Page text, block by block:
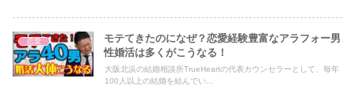
恋愛
モテてきたのになぜ？恋愛経験豊富なアラフォー男
性婚活は多くがこうなる！
大阪北浜の結婚相談所TrueHeartの代表カウンセラーとして、毎年
100人以上の結婚を結んでい...